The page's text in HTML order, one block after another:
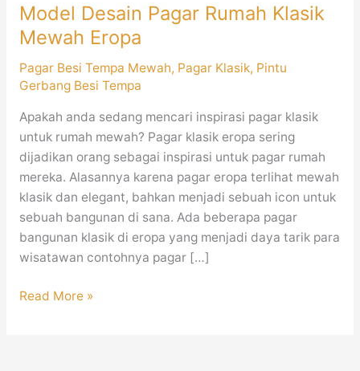
Model Desain Pagar Rumah Klasik
Mewah Eropa
Pagar Besi Tempa Mewah, Pagar Klasik, Pintu
Gerbang Besi Tempa
Apakah anda sedang mencari inspirasi pagar klasik
untuk rumah mewah? Pagar klasik eropa sering
dijadikan orang sebagai inspirasi untuk pagar rumah
mereka. Alasannya karena pagar eropa terlihat mewah
klasik dan elegant, bahkan menjadi sebuah icon untuk
sebuah bangunan di sana. Ada beberapa pagar
bangunan klasik di eropa yang menjadi daya tarik para
wisatawan contohnya pagar […]
Read More »